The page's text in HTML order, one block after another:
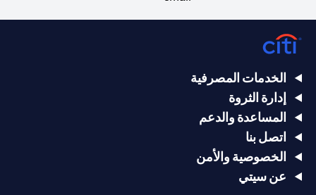
الخدمات المصرفية
إدارة الثروة
المساعدة والدعم
اتصل بنا
الخصوصية والأمن
عن سيتي